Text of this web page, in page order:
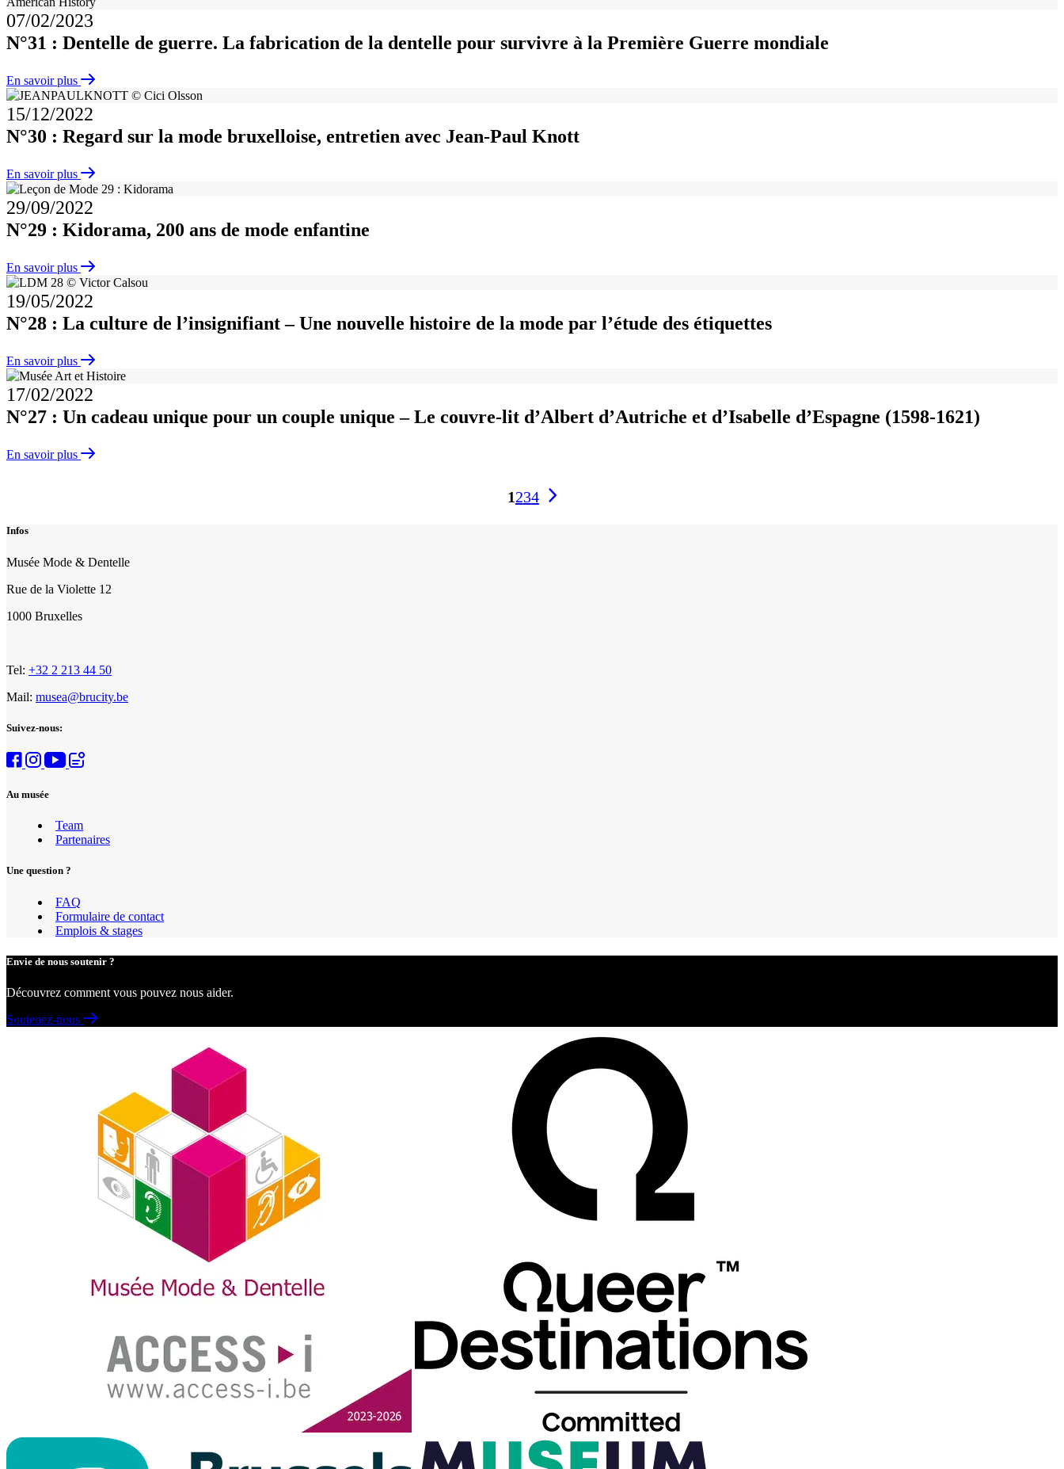
07/02/2023
N°31 : Dentelle de guerre. La fabrication de la dentelle pour survivre à la Première Guerre mondiale
En savoir plus
15/12/2022
N°30 : Regard sur la mode bruxelloise, entretien avec Jean-Paul Knott
En savoir plus
29/09/2022
N°29 : Kidorama, 200 ans de mode enfantine
En savoir plus
19/05/2022
N°28 : La culture de l’insignifiant – Une nouvelle histoire de la mode par l’étude des étiquettes
En savoir plus
17/02/2022
N°27 : Un cadeau unique pour un couple unique – Le couvre-lit d’Albert d’Autriche et d’Isabelle d’Espagne (1598-1621)
En savoir plus
Leçon
de
Mode
1234
Infos
Musée Mode & Dentelle
Rue de la Violette 12
1000 Bruxelles
Tel: +32 2 213 44 50
Mail: musea@brucity.be
Suivez-nous:
Au musée
Team
Partenaires
Une question ?
FAQ
Formulaire de contact
Emplois & stages
Envie de nous soutenir ?
Découvrez comment vous pouvez nous aider.
Soutenez-nous